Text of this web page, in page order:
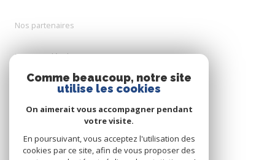
Nos partenaires
Mentions légales
Cookies
Comme beaucoup, notre site
utilise les cookies
On aimerait vous accompagner pendant
votre visite.
En poursuivant, vous acceptez l'utilisation des
cookies par ce site, afin de vous proposer des